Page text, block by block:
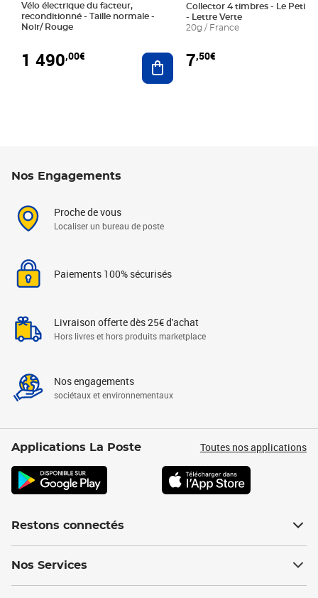
Vélo électrique du facteur,
reconditionné - Taille normale -
Noir/ Rouge
1 490,00€ Ajouter au panier
Collector 4 timbres - Le Petit
- Lettre Verte
20g / France
7,50€
Nos Engagements
Proche de vous
Localiser un bureau de poste
Paiements 100% sécurisés
Livraison offerte dès 25€ d'achat
Hors livres et hors produits marketplace
Nos engagements
sociétaux et environnementaux
Applications La Poste Toutes nos applications
Restons connectés
Nos Services